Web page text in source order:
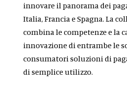
innovare il panorama dei
Italia, Francia e Spagna. La
combina le competenze e la
innovazione di entrambe le
consumatori soluzioni di
di semplice utilizzo.